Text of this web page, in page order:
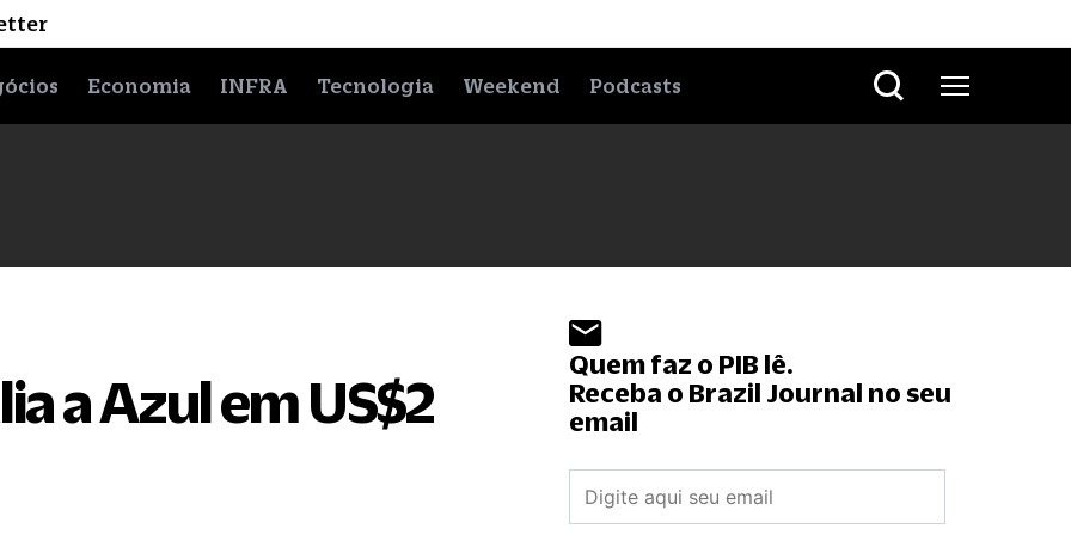
Economia INFRA Tecnologia Weekend Podcasts
a Azul em US$2
Quem faz o PIB lê.
Receba o Brazil Journal no seu
email